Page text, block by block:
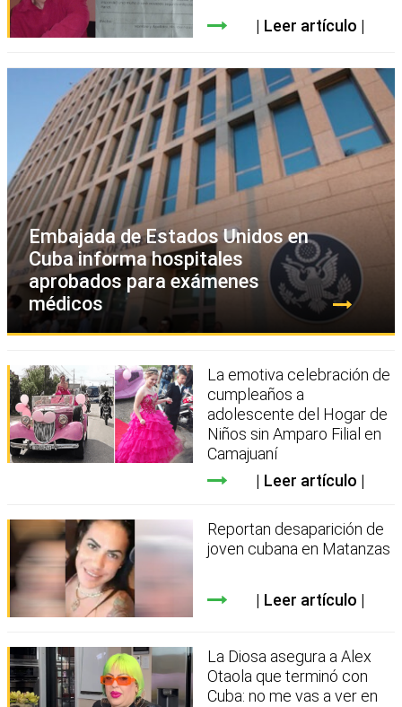
Leer artículo
Embajada de Estados Unidos en
Cuba informa hospitales
aprobados para exámenes
médicos
La emotiva celebración de
cumpleaños a
adolescente del Hogar de
Niños sin Amparo Filial en
Camajuaní
Leer artículo
Reportan desaparición de
joven cubana en Matanzas
Leer artículo
La Diosa asegura a Alex
Otaola que terminó con
Cuba: no me vas a ver en